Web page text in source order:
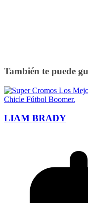
También te puede
LIAM BRADY